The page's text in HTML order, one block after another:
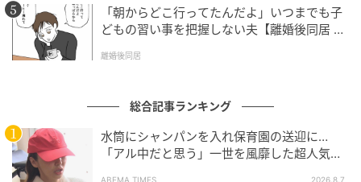
「朝からどこ行ってたんだよ」いつまでも子
どもの習い事を把握しない夫【離婚後同居 Vo
離婚後同居
総合記事ランキング
水筒にシャンパンを入れ保育園の送迎に…
「アル中だと思う」一世を風靡した超人気タ
ABEMA TIMES 2026.8.7